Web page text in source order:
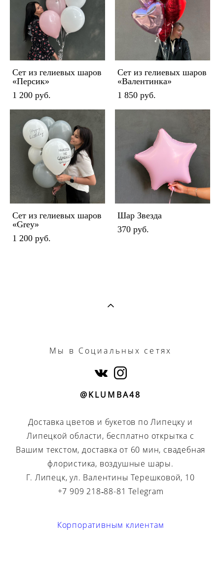
Сет из гелиевых шаров
«Персик»
1 200 pуб.
Сет из гелиевых шаров
«Валентинка»
1 850 pуб.
Сет из гелиевых шаров
«Grey»
1 200 pуб.
Шар Звезда
370 pуб.
Мы в Социальных сетях
@KLUMBA48
Доставка цветов и букетов по Липецку и
Липецкой области, бесплатно открытка с
Вашим текстом, доставка от 60 мин, свадебная
флористика, воздушные шары.
Г. Липецк, ул. Валентины Терешковой, 10
+7 909 218‑88-81 Telegram
Корпоративным клиентам